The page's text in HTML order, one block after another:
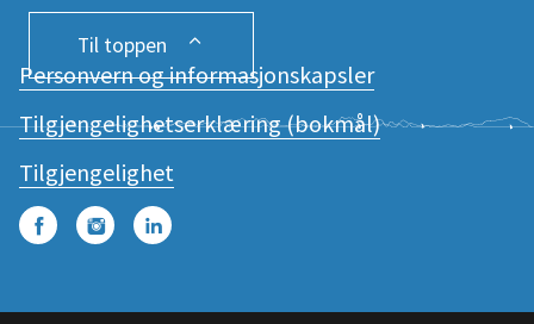
Personvern og informasjonskapsler
Tilgjengelighetserklæring (bokmål)
Tilgjengelighet
FacebookInstagramLinkedIn
Til toppen